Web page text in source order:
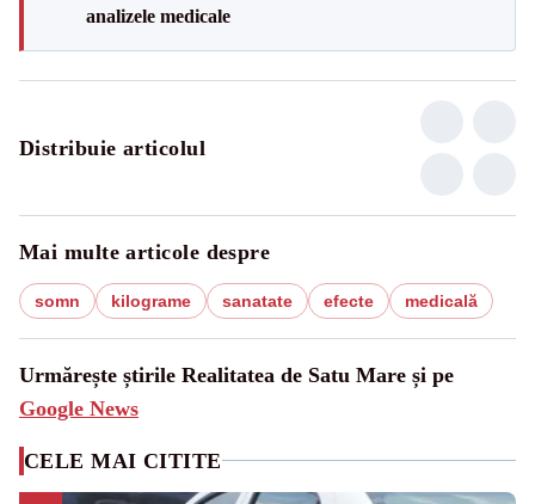
analizele medicale
Distribuie articolul
Mai multe articole despre
somn kilograme sanatate efecte medicală
Urmărește știrile Realitatea de Satu Mare și pe
Google News
CELE MAI CITITE